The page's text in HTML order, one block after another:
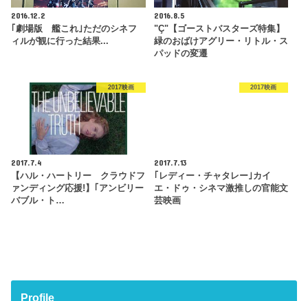
2016.12.2
｢劇場版 艦これ｣ただのシネフ
ィルが観に行った結果...
2016.8.5
"Ç"【ゴーストバスターズ特集】
緑のおばけアグリー・リトル・ス
パッドの変遷
2017映画
2017.7.4
【ハル・ハートリー クラウドフ
ァンディング応援!】｢アンビリー
バブル・ト…
2017映画
2017.7.13
｢レディー・チャタレー｣カイ
エ・ドゥ・シネマ激推しの官能文
芸映画
Profile